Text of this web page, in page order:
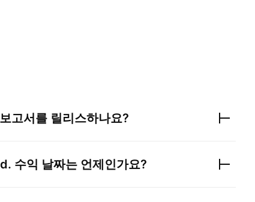
고서를 릴리스하나요?
수익 날짜는 언제인가요?